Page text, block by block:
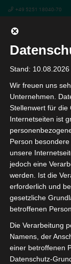
+49 5251 18040-70
Videos
rund um
In unserer
hilfreiche
Lösungen und
Welt.
Stand: 10.08.2026
Wir freuen uns
Unternehmen.
Stellenwert für die
Internetseiten ist
Person
unsere
jedoch eine
werden. Ist die
erforderlich und
gesetzliche
betroffenen
Die Verarbeitung
Namens, der
einer betroffenen
Datenschutz-